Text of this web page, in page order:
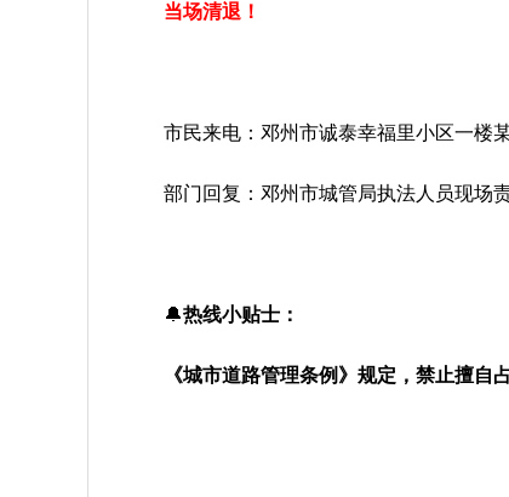
当场清退！
市民来电：邓州市诚泰幸福里小区一楼
部门回复：邓州市城管局执法人员现场
🔔热线小贴士：
《城市道路管理条例》规定，禁止擅自